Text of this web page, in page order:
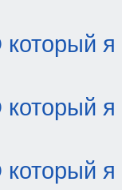
я
я
я